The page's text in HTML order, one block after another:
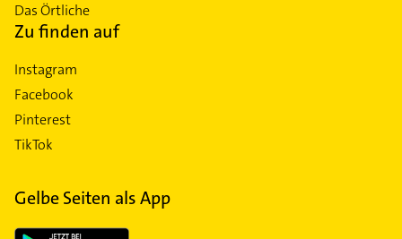
Das Örtliche
Zu finden auf
Instagram
Facebook
Pinterest
TikTok
Gelbe Seiten als App